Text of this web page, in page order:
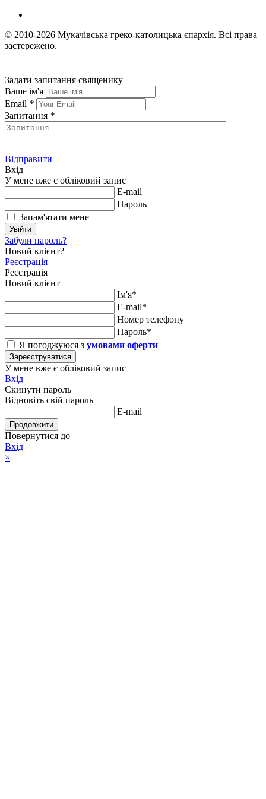
© 2010-2026 Мукачівська греко-католицька єпархія. Всі права
застережено.
Задати запитання священику
Ваше ім'я
Email *
Запитання *
Відправити
Вхід
У мене вже є обліковий запис
E-mail
Пароль
Запам'ятати мене
Увійти
Забули пароль?
Новий клієнт?
Реєстрація
Реєстрація
Новий клієнт
Ім'я*
E-mail*
Номер телефону
Пароль*
Я погоджуюся з умовами оферти
Зареєструватися
У мене вже є обліковий запис
Вхід
Скинути пароль
Відновіть свій пароль
E-mail
Продовжити
Повернутися до
Вхід
×